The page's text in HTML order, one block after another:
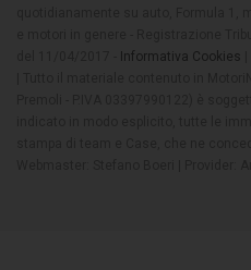
Informativa Cookies